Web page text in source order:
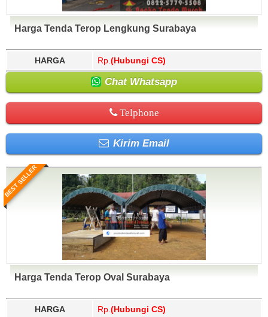
Harga Tenda Terop Lengkung Surabaya
HARGA Rp. (Hubungi CS)
Chat Whatsapp
Telphone
Kirim Email
BEST SELLER
Harga Tenda Terop Oval Surabaya
HARGA Rp. (Hubungi CS)